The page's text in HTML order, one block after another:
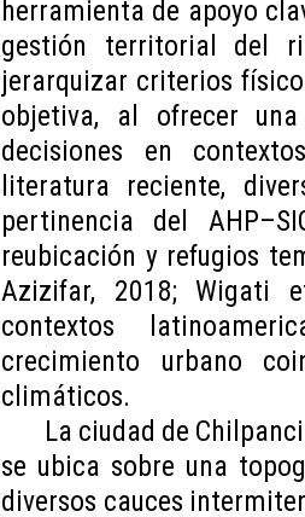
herramienta de apoyo
gestión territorial del
jerarquizar criterios
objetiva, al ofrecer
decisiones en
literatura reciente,
pertinencia del
reubicación y refugios
Azizifar, 2018; Wigati
contextos
crecimiento urbano
climáticos.
La ciudad de
se ubica sobre una
diversos cauces